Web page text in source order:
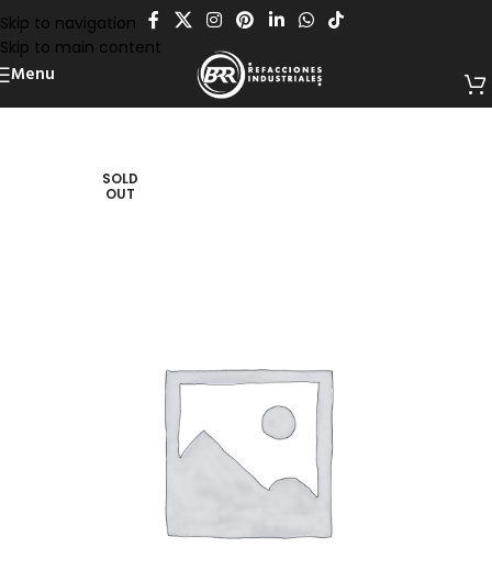
Skip to navigation
Skip to main content
Menu
SOLD
OUT